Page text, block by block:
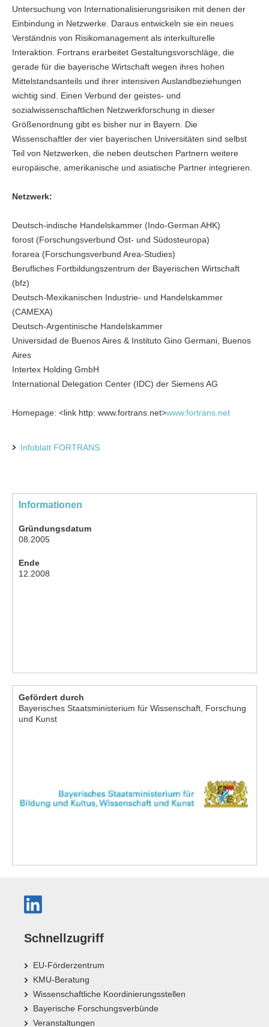
Untersuchung von Internationalisierungsrisiken mit denen der
Einbindung in Netzwerke. Daraus entwickeln sie ein neues
Verständnis von Risikomanagement als interkulturelle
Interaktion. Fortrans erarbeitet Gestaltungsvorschläge, die
gerade für die bayerische Wirtschaft wegen ihres hohen
Mittelstandsanteils und ihrer intensiven Auslandbeziehungen
wichtig sind. Einen Verbund der geistes- und
sozialwissenschaftlichen Netzwerkforschung in dieser
Größenordnung gibt es bisher nur in Bayern. Die
Wissenschaftler der vier bayerischen Universitäten sind selbst
Teil von Netzwerken, die neben deutschen Partnern weitere
europäische, amerikanische und asiatische Partner integrieren.
Netzwerk:
Deutsch-indische Handelskammer (Indo-German AHK)
forost (Forschungsverbund Ost- und Südosteuropa)
forarea (Forschungsverbund Area-Studies)
Berufliches Fortbildungszentrum der Bayerischen Wirtschaft
(bfz)
Deutsch-Mexikanischen Industrie- und Handelskammer
(CAMEXA)
Deutsch-Argentinische Handelskammer
Universidad de Buenos Aires & Instituto Gino Germani, Buenos
Aires
Intertex Holding GmbH
International Delegation Center (IDC) der Siemens AG
Homepage: <link http: www.fortrans.net>www.fortrans.net
Infoblatt FORTRANS
Informationen
Gründungsdatum
08.2005
Ende
12.2008
Gefördert durch
Bayerisches Staatsministerium für Wissenschaft, Forschung
und Kunst
Schnellzugriff
EU-Förderzentrum
KMU-Beratung
Wissenschaftliche Koordinierungsstellen
Bayerische Forschungsverbünde
Veranstaltungen